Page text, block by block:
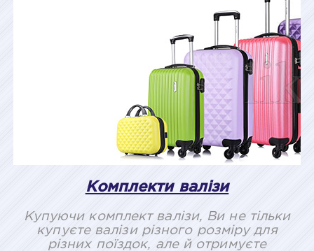
Комплекти валізи
Купуючи комплект валізи, Ви не тільки
купуєте валізи різного розміру для
різних поїздок, але й отримуєте